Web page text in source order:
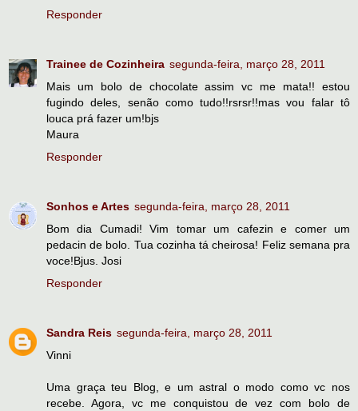
Responder
Trainee de Cozinheira segunda-feira, março 28, 2011
Mais um bolo de chocolate assim vc me mata!! estou
fugindo deles, senão como tudo!!rsrsr!!mas vou falar tô
louca prá fazer um!bjs
Maura
Responder
Sonhos e Artes segunda-feira, março 28, 2011
Bom dia Cumadi! Vim tomar um cafezin e comer um
pedacin de bolo. Tua cozinha tá cheirosa! Feliz semana pra
voce!Bjus. Josi
Responder
Sandra Reis segunda-feira, março 28, 2011
Vinni
Uma graça teu Blog, e um astral o modo como vc nos
recebe. Agora, vc me conquistou de vez com bolo de